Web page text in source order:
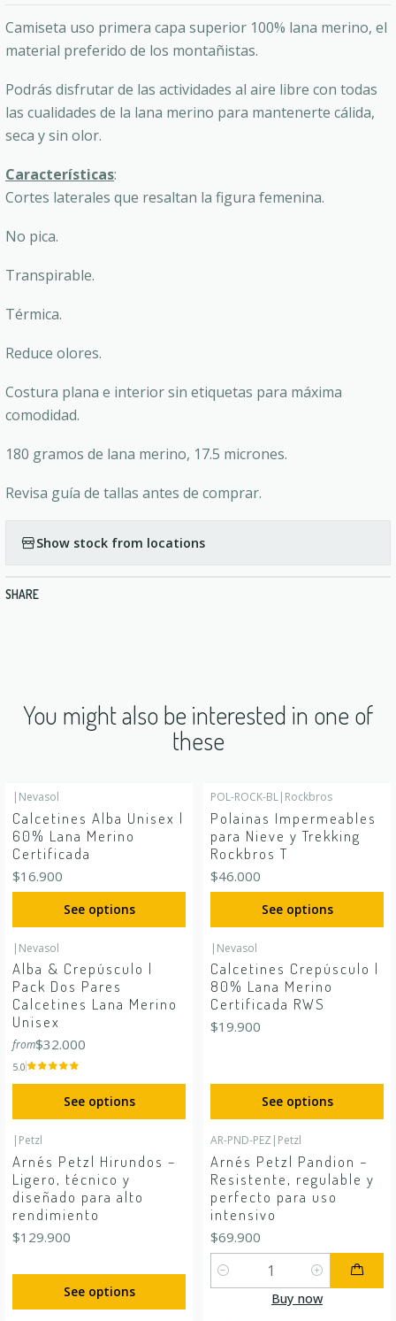
Camiseta uso primera capa superior 100% lana merino, el
material preferido de los montañistas.
Podrás disfrutar de las actividades al aire libre con todas
las cualidades de la lana merino para mantenerte cálida,
seca y sin olor.
Características:
Cortes laterales que resaltan la figura femenina.
No pica.
Transpirable.
Térmica.
Reduce olores.
Costura plana e interior sin etiquetas para máxima
comodidad.
180 gramos de lana merino, 17.5 micrones.
Revisa guía de tallas antes de comprar.
Show stock from locations
SHARE
You might also be interested in one of
these
| Nevasol
Calcetines Alba Unisex |
60% Lana Merino
Certificada
$16.900
See options
POL-ROCK-BL| Rockbros
Polainas Impermeables
para Nieve y Trekking
Rockbros T
$46.000
See options
| Nevasol
Alba & Crepúsculo |
Pack Dos Pares
Calcetines Lana Merino
Unisex
from$32.000
5.0
See options
| Nevasol
Calcetines Crepúsculo |
80% Lana Merino
Certificada RWS
$19.900
See options
| Petzl
Arnés Petzl Hirundos –
Ligero, técnico y
diseñado para alto
rendimiento
$129.900
See options
AR-PND-PEZ | Petzl
Arnés Petzl Pandion –
Resistente, regulable y
perfecto para uso
intensivo
$69.900
Quantity
Buy now